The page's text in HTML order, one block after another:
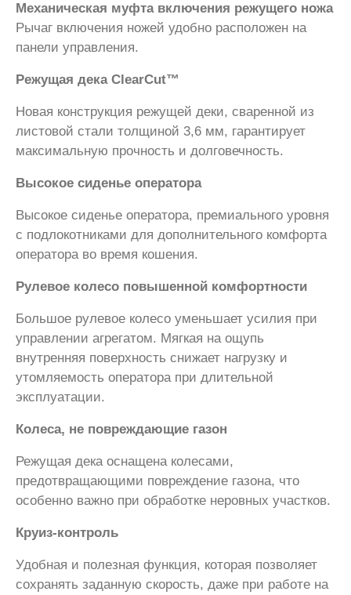
Механическая муфта включения режущего ножа
Рычаг включения ножей удобно расположен на
панели управления.
Режущая дека ClearCut™
Новая конструкция режущей деки, сваренной из
листовой стали толщиной 3,6 мм, гарантирует
максимальную прочность и долговечность.
Высокое сиденье оператора
Высокое сиденье оператора, премиального уровня
с подлокотниками для дополнительного комфорта
оператора во время кошения.
Рулевое колесо повышенной комфортности
Большое рулевое колесо уменьшает усилия при
управлении агрегатом. Мягкая на ощупь
внутренняя поверхность снижает нагрузку и
утомляемость оператора при длительной
эксплуатации.
Колеса, не повреждающие газон
Режущая дека оснащена колесами,
предотвращающими повреждение газона, что
особенно важно при обработке неровных участков.
Круиз-контроль
Удобная и полезная функция, которая позволяет
сохранять заданную скорость, даже при работе на